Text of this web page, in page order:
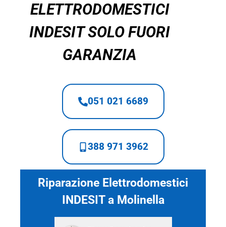
ELETTRODOMESTICI
INDESIT SOLO FUORI
GARANZIA
051 021 6689
388 971 3962
Riparazione Elettrodomestici
INDESIT a Molinella